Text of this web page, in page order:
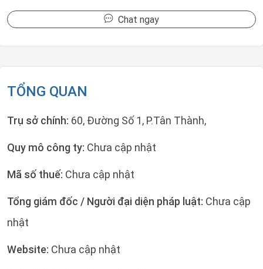
Chat ngay
TỔNG QUAN
Trụ sở chính: 60, Đường Số 1, P.Tân Thành,
Quy mô công ty: Chưa cập nhật
Mã số thuế: Chưa cập nhật
Tổng giám đốc / Người đại diện pháp luật: Chưa cập
nhật
Website: Chưa cập nhật